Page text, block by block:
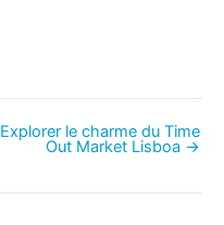
Explorer le charme du Time
Out Market Lisboa →